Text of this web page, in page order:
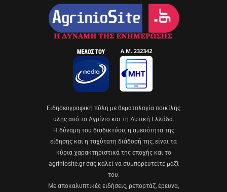
Eιδησεογραφική πύλη με θεματολογία ποικίλης
ύλης από το Αγρίνιο και τη Δυτική Ελλάδα.
Η δύναμη του διαδικτύου, η αμεσότητα της
είδησης και η ταχύτατη διάδοσή της, είναι τα
κύρια χαρακτηριστικά της εποχής και το
agriniosite.gr σας καλεί να συμπορευτείτε μαζί
του.
Με αποκαλυπτικές ειδήσεις, ρεπορτάζ, έρευνα,